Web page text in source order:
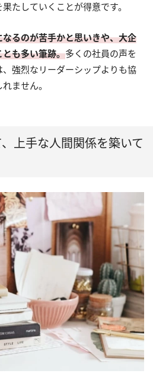
たしていくことが得意です。
るのが苦手かと思いきや、大企
も多い筆跡。多くの社員の声を
強烈なリーダーシップよりも協
ません。
上手な人間関係を築いて